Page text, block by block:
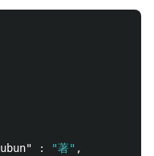
: "著" ,